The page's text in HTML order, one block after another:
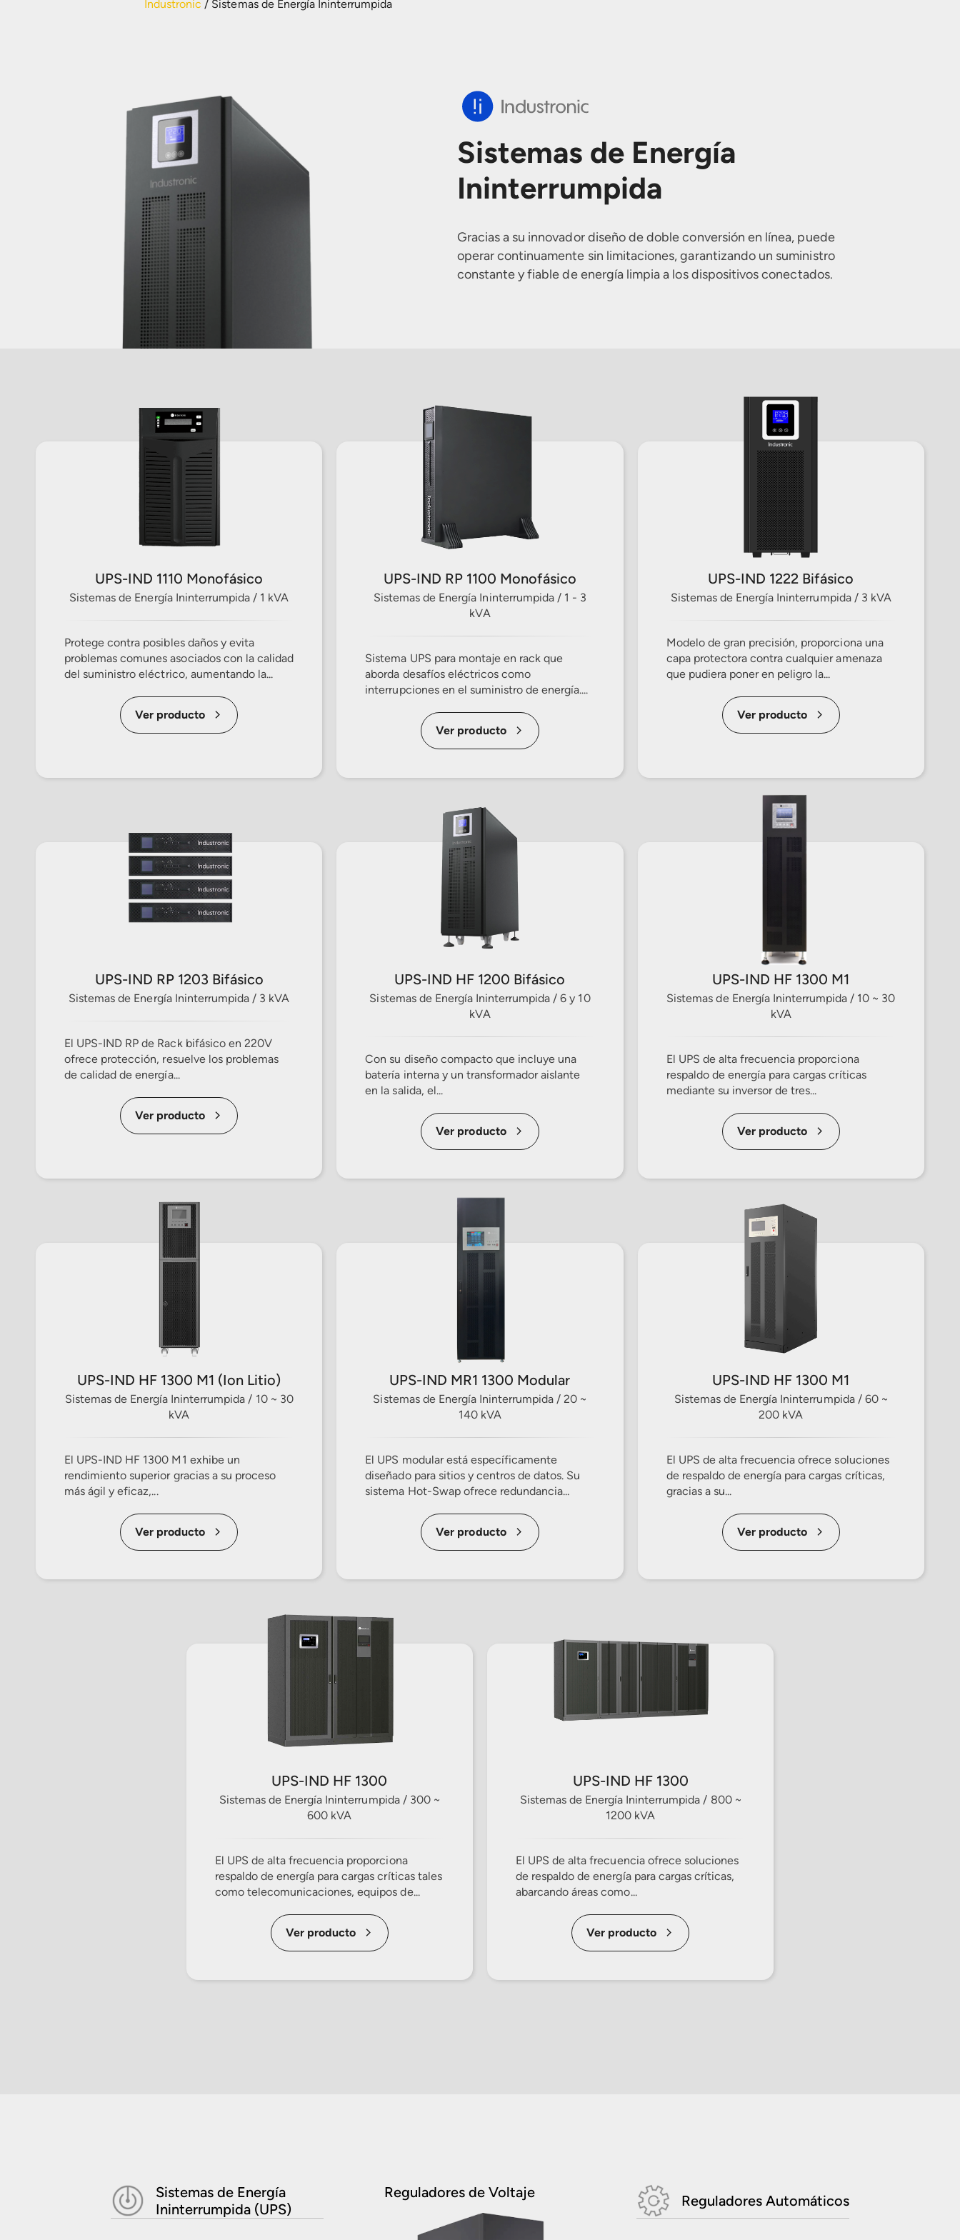
Industronic/ Sistemas de Energía Ininterrumpida
Sistemas de Energía
Ininterrumpida
Gracias a su innovador diseño de doble conversión en línea, puede
operar continuamente sin limitaciones, garantizando un suministro
constante y fiable de energía limpia a los dispositivos conectados.
UPS-IND 1110 Monofásico
Sistemas de Energía Ininterrumpida / 1 kVA
Protege contra posibles daños y evita
problemas comunes asociados con la calidad
del suministro eléctrico, aumentando la...
Ver producto
UPS-IND RP 1100 Monofásico
Sistemas de Energía Ininterrumpida / 1 - 3
kVA
Sistema UPS para montaje en rack que
aborda desafíos eléctricos como
interrupciones en el suministro de energía....
Ver producto
UPS-IND 1222 Bifásico
Sistemas de Energía Ininterrumpida / 3 kVA
Modelo de gran precisión, proporciona una
capa protectora contra cualquier amenaza
que pudiera poner en peligro la...
Ver producto
UPS-IND RP 1203 Bifásico
Sistemas de Energía Ininterrumpida / 3 kVA
El UPS-IND RP de Rack bifásico en 220V
ofrece protección, resuelve los problemas
de calidad de energía...
Ver producto
UPS-IND HF 1200 Bifásico
Sistemas de Energía Ininterrumpida / 6 y 10
kVA
Con su diseño compacto que incluye una
batería interna y un transformador aislante
en la salida, el...
Ver producto
UPS-IND HF 1300 M1
Sistemas de Energía Ininterrumpida / 10 ~ 30
kVA
El UPS de alta frecuencia proporciona
respaldo de energía para cargas críticas
mediante su inversor de tres...
Ver producto
UPS-IND HF 1300 M1 (Ion Litio)
Sistemas de Energía Ininterrumpida / 10 ~ 30
kVA
El UPS-IND HF 1300 M1 exhibe un
rendimiento superior gracias a su proceso
más ágil y eficaz,...
Ver producto
UPS-IND MR1 1300 Modular
Sistemas de Energía Ininterrumpida / 20 ~
140 kVA
El UPS modular está específicamente
diseñado para sitios y centros de datos. Su
sistema Hot-Swap ofrece redundancia...
Ver producto
UPS-IND HF 1300 M1
Sistemas de Energía Ininterrumpida / 60 ~
200 kVA
El UPS de alta frecuencia ofrece soluciones
de respaldo de energía para cargas críticas,
gracias a su...
Ver producto
UPS-IND HF 1300
Sistemas de Energía Ininterrumpida / 300 ~
600 kVA
El UPS de alta frecuencia proporciona
respaldo de energía para cargas críticas tales
como telecomunicaciones, equipos de...
Ver producto
UPS-IND HF 1300
Sistemas de Energía Ininterrumpida / 800 ~
1200 kVA
El UPS de alta frecuencia ofrece soluciones
de respaldo de energía para cargas críticas,
abarcando áreas como...
Ver producto
Sistemas de Energía
Ininterrumpida (UPS)
Reguladores de Voltaje Reguladores Automáticos